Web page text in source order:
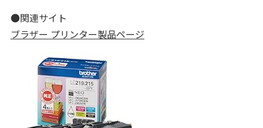
●関連サイト
ブラザー プリンター製品ページ